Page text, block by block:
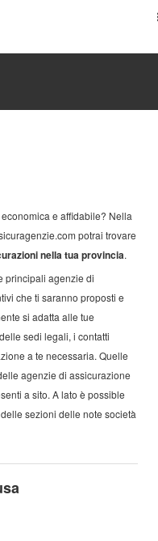
e affidabile? Nella
potrai trovare
nella tua provincia.
principali agenzie di
che ti saranno proposti e
si adatta alle tue
sedi legali, i contatti
a te necessaria. Quelle
agenzie di assicurazione
a sito. A lato è possible
sezioni delle note società